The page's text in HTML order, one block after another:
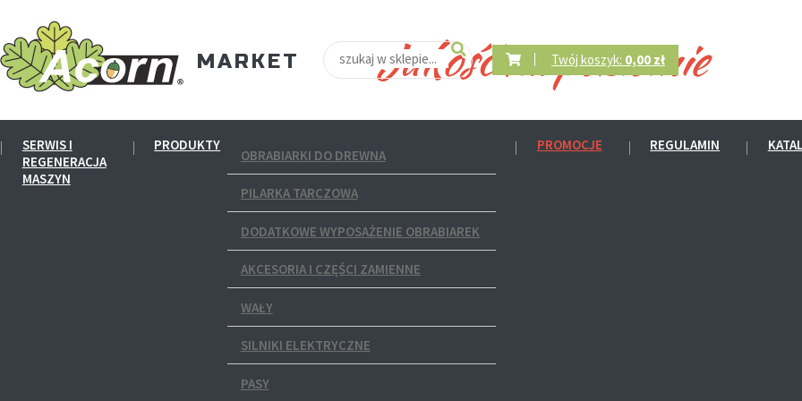
Twój koszyk: 0,00 zł
SERWIS I
REGENERACJA
MASZYN
PRODUKTY
OBRABIARKI DO DREWNA
PILARKA TARCZOWA
DODATKOWE WYPOSAŻENIE OBRABIAREK
AKCESORIA I CZĘŚCI ZAMIENNE
WAŁY
SILNIKI ELEKTRYCZNE
PASY
PROMOCJE REGULAMIN